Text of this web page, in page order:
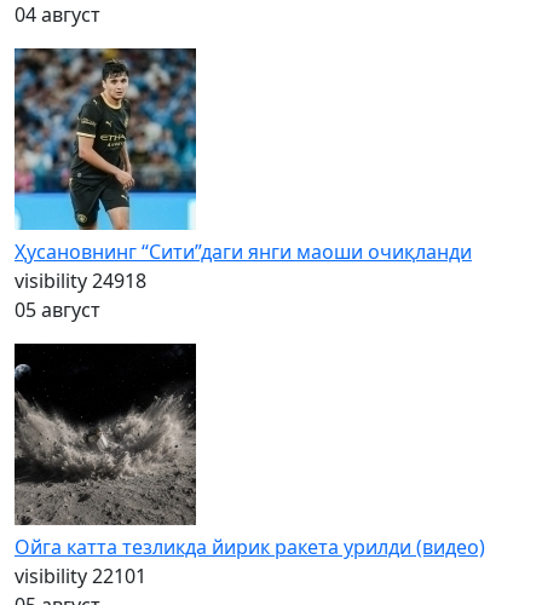
04 август
Ҳусановнинг “Сити”даги янги маоши очиқланди
visibility24918
05 август
Ойга катта тезликда йирик ракета урилди (видео)
visibility22101